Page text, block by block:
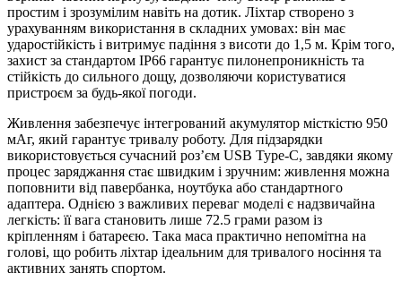
простим і зрозумілим навіть на дотик. Ліхтар створено з
урахуванням використання в складних умовах: він має
ударостійкість і витримує падіння з висоти до 1,5 м. Крім того,
захист за стандартом IP66 гарантує пилонепроникність та
стійкість до сильного дощу, дозволяючи користуватися
пристроєм за будь-якої погоди.
Живлення забезпечує інтегрований акумулятор місткістю 950
мАг, який гарантує тривалу роботу. Для підзарядки
використовується сучасний роз’єм USB Type-C, завдяки якому
процес заряджання стає швидким і зручним: живлення можна
поповнити від павербанка, ноутбука або стандартного
адаптера. Однією з важливих переваг моделі є надзвичайна
легкість: її вага становить лише 72.5 грами разом із
кріпленням і батареєю. Така маса практично непомітна на
голові, що робить ліхтар ідеальним для тривалого носіння та
активних занять спортом.